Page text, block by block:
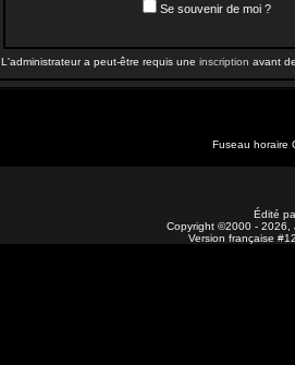
Se souvenir de moi ?
L'administrateur a peut-être requis une inscription avant
Fuseau horaire
Édité
Copyright ©2000 - 2026,
Version française